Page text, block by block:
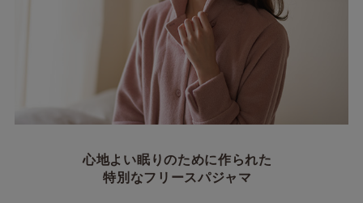
心地よい眠りのために作られた
特別なフリースパジャマ